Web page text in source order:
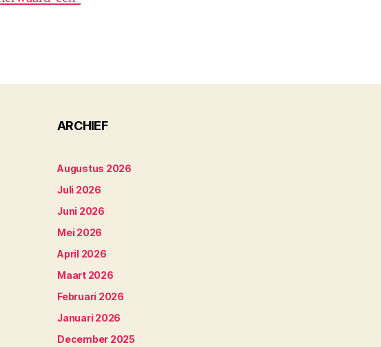
ARCHIEF
Augustus 2026
Juli 2026
Juni 2026
Mei 2026
April 2026
Maart 2026
Februari 2026
Januari 2026
December 2025